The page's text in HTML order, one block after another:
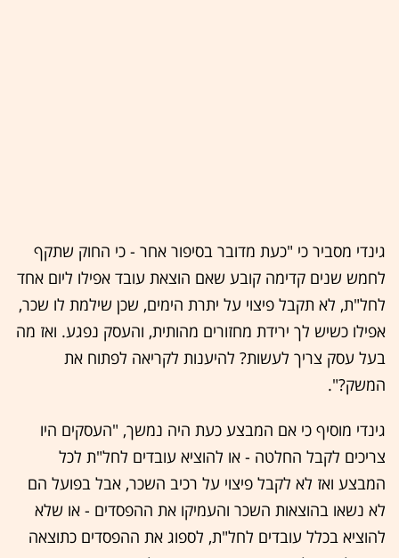
גינדי מסביר כי "כעת מדובר בסיפור אחר - כי החוק שתקף
לחמש שנים קדימה קובע שאם הוצאת עובד אפילו ליום אחד
לחל"ת, לא תקבל פיצוי על יתרת הימים, שכן שילמת לו שכר,
אפילו כשיש לך ירידת מחזורים מהותית, והעסק נפגע. ואז מה
בעל עסק צריך לעשות? להיענות לקריאה לפתוח את
המשק?".
גינדי מוסיף כי אם המבצע כעת היה נמשך, "העסקים היו
צריכים לקבל החלטה - או להוציא עובדים לחל"ת לכל
המבצע ואז לא לקבל פיצוי על רכיב השכר, אבל בפועל הם
לא נשאו בהוצאות השכר והעמיקו את ההפסדים - או שלא
להוציא בכלל עובדים לחל"ת, לספוג את ההפסדים כתוצאה